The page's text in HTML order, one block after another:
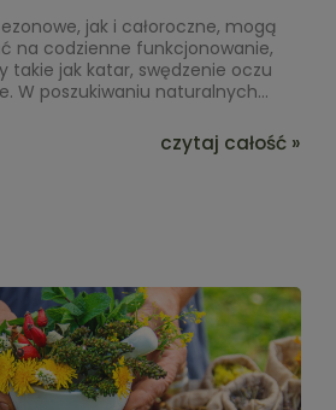
jak i całoroczne, mogą
na codzienne funkcjonowanie,
takie jak katar, swędzenie oczu
W poszukiwaniu naturalnych
zielarskie, które od wieków są
tradycyjnych praktykach. Zioła
nie zastępują one konsultacji z
leczenia. W poniższym
przegląd ziół i naturalnych
wspomagać organizm w
alergii.
czytaj całość »